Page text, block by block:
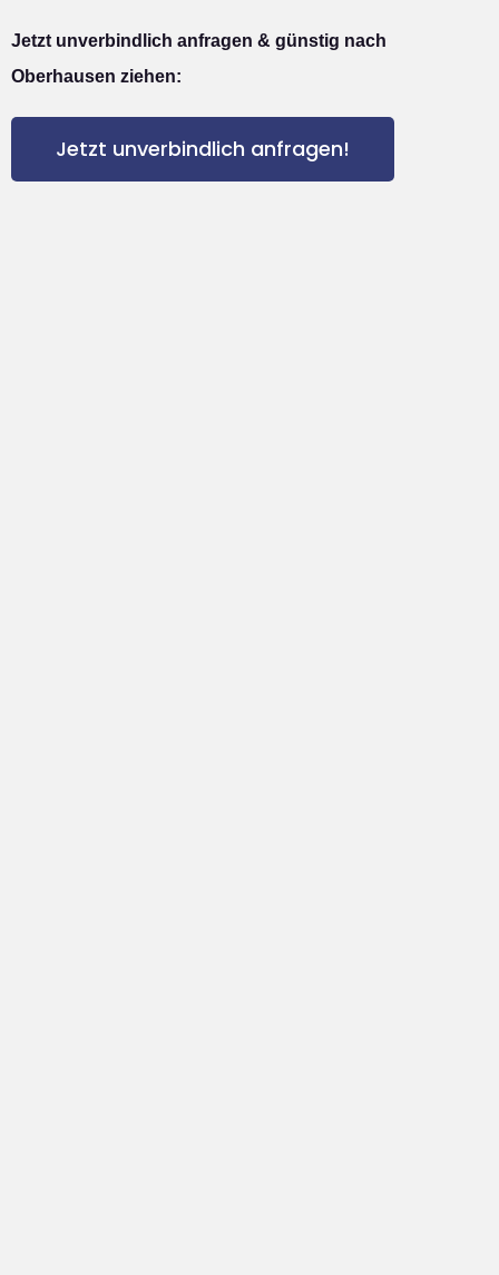
Jetzt unverbindlich anfragen & günstig nach
Oberhausen ziehen:
Jetzt unverbindlich anfragen!